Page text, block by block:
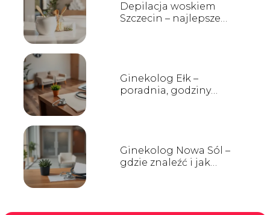
Depilacja woskiem
Szczecin – najlepsze
Ginekolog Ełk –
poradnia, godziny
Ginekolog Nowa Sól –
gdzie znaleźć i jak